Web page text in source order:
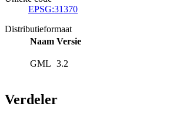
EPSG:31370
Distributieformaat
Naam Versie
GML 3.2
Verdeler